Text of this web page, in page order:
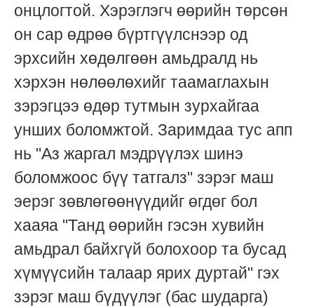
онцлогтой. Хэрэглэгч өөрийн төрсөн
он сар өдрөө бүртгүүлснээр од
эрхсийн хөдөлгөөн амьдралд нь
хэрхэн нөлөөлөхийг таамаглахын
зэрэгцээ өдөр тутмын зурхайгаа
унших боломжтой. Заримдаа тус апп
нь "Аз жаргал мэдрүүлэх шинэ
боломжоос бүү татгалз" зэрэг маш
эерэг зөвлөгөөнүүдийг өгдөг бол
хааяа "Танд өөрийн гэсэн хувийн
амьдрал байхгүй болохоор та бусад
хүмүүсийн талаар ярих дуртай" гэх
зэрэг маш бүдүүлэг (бас шударга)